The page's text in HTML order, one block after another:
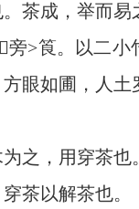
。茶成，举而易
>筤。以二小
眼如圃，人土
之，用穿茶也
茶以解茶也。